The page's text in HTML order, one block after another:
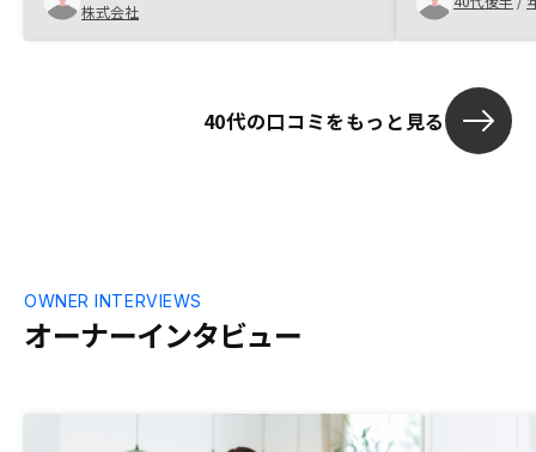
株式会社
対応 ・親身に
点 ・購入後の
40代の口コミをもっと見る
オーナーインタビュー
OWNER INTERVIEWS